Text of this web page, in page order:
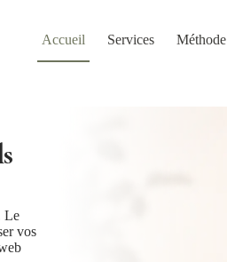
Accueil Services Méthode
Le
vos